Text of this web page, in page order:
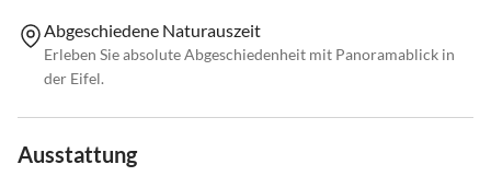
Abgeschiedene Naturauszeit
Erleben Sie absolute Abgeschiedenheit mit Panoramablick in
der Eifel.
Ausstattung